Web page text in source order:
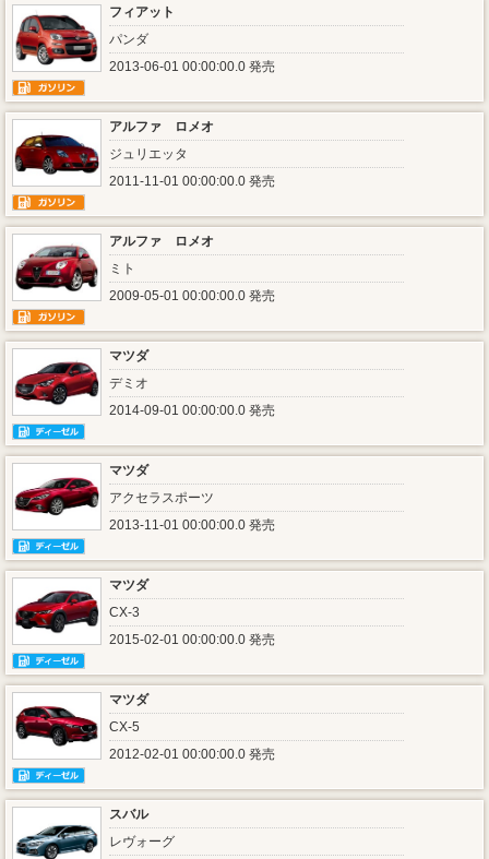
フィアット
パンダ
2013-06-01 00:00:00.0 発売
アルファ ロメオ
ジュリエッタ
2011-11-01 00:00:00.0 発売
アルファ ロメオ
ミト
2009-05-01 00:00:00.0 発売
マツダ
デミオ
2014-09-01 00:00:00.0 発売
マツダ
アクセラスポーツ
2013-11-01 00:00:00.0 発売
マツダ
CX-3
2015-02-01 00:00:00.0 発売
マツダ
CX-5
2012-02-01 00:00:00.0 発売
スバル
レヴォーグ